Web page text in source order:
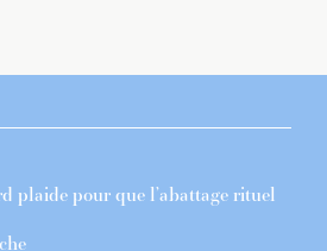
plaide pour que l’abattage rituel